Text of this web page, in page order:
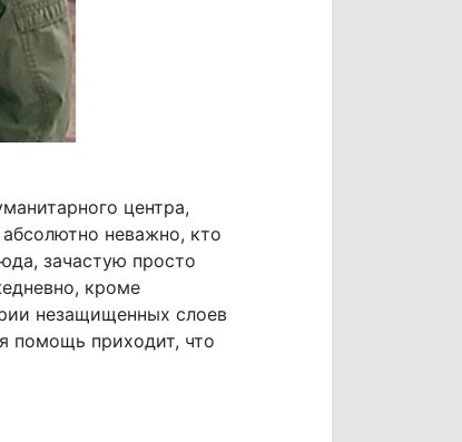
центра,
неважно, кто
зачастую просто
кроме
незащищенных слоев
помощь приходит, что